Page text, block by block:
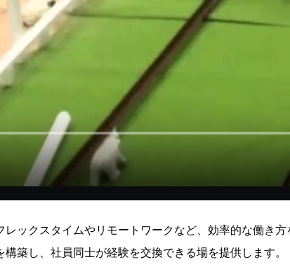
ックスタイムやリモートワークなど、効率的な働き方
築し、社員同士が経験を交換できる場を提供します。